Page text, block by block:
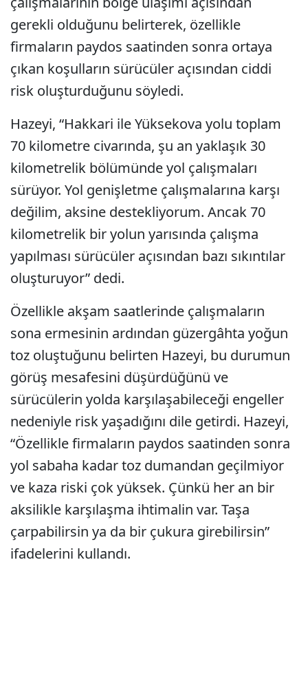
gerekli olduğunu belirterek, özellikle
firmaların paydos saatinden sonra ortaya
çıkan koşulların sürücüler açısından ciddi
risk oluşturduğunu söyledi.
Hazeyi, “Hakkari ile Yüksekova yolu toplam
70 kilometre civarında, şu an yaklaşık 30
kilometrelik bölümünde yol çalışmaları
sürüyor. Yol genişletme çalışmalarına karşı
değilim, aksine destekliyorum. Ancak 70
kilometrelik bir yolun yarısında çalışma
yapılması sürücüler açısından bazı sıkıntılar
oluşturuyor” dedi.
Özellikle akşam saatlerinde çalışmaların
sona ermesinin ardından güzergâhta yoğun
toz oluştuğunu belirten Hazeyi, bu durumun
görüş mesafesini düşürdüğünü ve
sürücülerin yolda karşılaşabileceği engeller
nedeniyle risk yaşadığını dile getirdi. Hazeyi,
“Özellikle firmaların paydos saatinden sonra
yol sabaha kadar toz dumandan geçilmiyor
ve kaza riski çok yüksek. Çünkü her an bir
aksilikle karşılaşma ihtimalin var. Taşa
çarpabilirsin ya da bir çukura girebilirsin”
ifadelerini kullandı.